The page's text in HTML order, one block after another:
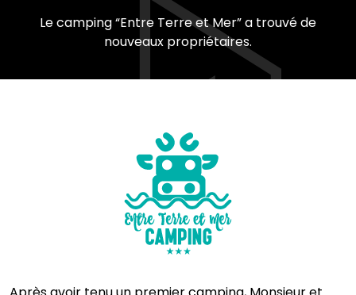
Le camping “Entre Terre et Mer” a trouvé de
nouveaux propriétaires.